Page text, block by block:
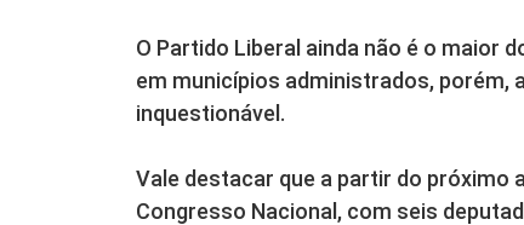
O Partido Liberal ainda não é o maior
em municípios administrados, porém,
inquestionável.
Vale destacar que a partir do próximo
Congresso Nacional, com seis